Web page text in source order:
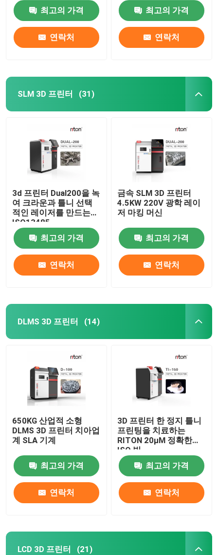
팅 사이즈
최고의 가격
연락처
최고의 가격
연락처
SLM 3D 프린터 (31)
3d 프린터 Dual200을 녹
여 크라운과 틀니 선택
적인 레이저를 만드는
ISO13485
최고의 가격
연락처
금속 SLM 3D 프린터
4.5KW 220V 광학 레이
저 마킹 머신
최고의 가격
연락처
DLMS 3D 프린터 (14)
650KG 산업적 소형
DLMS 3D 프린터 치아업
계 SLA 기계
최고의 가격
연락처
3D 프린터 한 정지 틀니
프린팅을 치료하는
RITON 20μM 정확한
ISO 빛
최고의 가격
연락처
LCD 3D 프린터 (21)